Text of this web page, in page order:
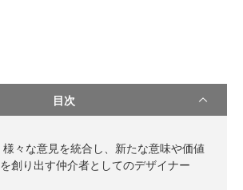
目次
様々な意見を統合し、新たな意味や価値
を創り出す仲介者としてのデザイナー